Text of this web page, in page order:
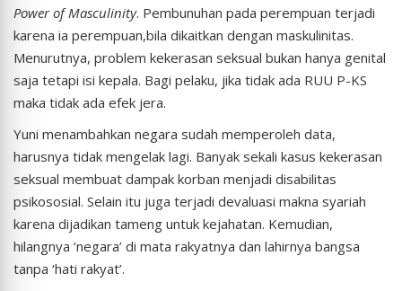
Power of Masculinity. Pembunuhan pada perempuan terjadi
karena ia perempuan,bila dikaitkan dengan maskulinitas.
Menurutnya, problem kekerasan seksual bukan hanya genital
saja tetapi isi kepala. Bagi pelaku, jika tidak ada RUU P-KS
maka tidak ada efek jera.
Yuni menambahkan negara sudah memperoleh data,
harusnya tidak mengelak lagi. Banyak sekali kasus kekerasan
seksual membuat dampak korban menjadi disabilitas
psikososial. Selain itu juga terjadi devaluasi makna syariah
karena dijadikan tameng untuk kejahatan. Kemudian,
hilangnya ‘negara’ di mata rakyatnya dan lahirnya bangsa
tanpa ‘hati rakyat’.